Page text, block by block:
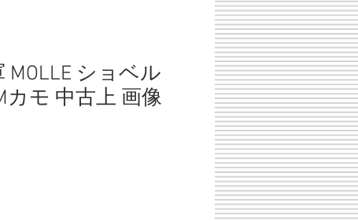
ショベル
カモ 中古上 画像